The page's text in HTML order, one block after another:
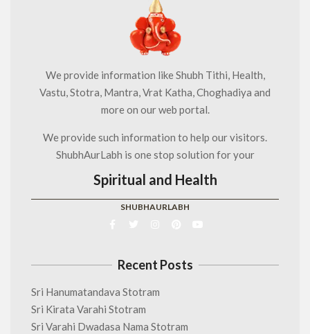
We provide information like Shubh Tithi, Health,
Vastu, Stotra, Mantra, Vrat Katha, Choghadiya and
more on our web portal.
We provide such information to help our visitors.
ShubhAurLabh is one stop solution for your
Spiritual and Health
SHUBHAURLABH
Recent Posts
Sri Hanumatandava Stotram
Sri Kirata Varahi Stotram
Sri Varahi Dwadasa Nama Stotram